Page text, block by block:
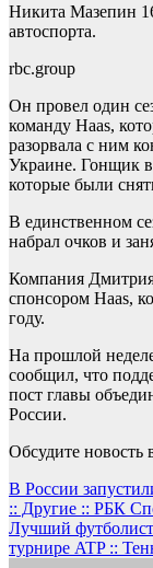
Никита Мазепин
автоспорта.
rbc.group
Он провел один
команду Haas,
разорвала с ним
Украине. Гонщик
которые были
В единственном
набрал очков и
Компания
спонсором Haas,
году.
На прошлой
сообщил, что
пост главы
России.
Обсудите новость
Навигация
по
записям
В России
:: Другие :: РБК
Лучший
турнире ATP ::